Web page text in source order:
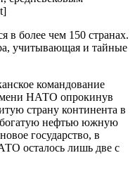
в более чем 150 странах.
учитывающая и тайные
командование
НАТО опрокинув
страну континента в
богатую нефтью южную
государство, в
осталось лишь две с